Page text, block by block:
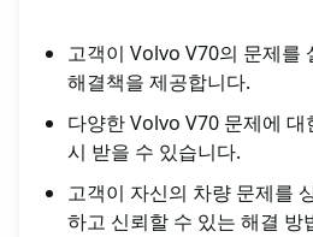
고객이 Volvo V70의 문제를
해결책을 제공합니다.
다양한 Volvo V70 문제에
시 받을 수 있습니다.
고객이 자신의 차량 문제를
하고 신뢰할 수 있는 해결 방